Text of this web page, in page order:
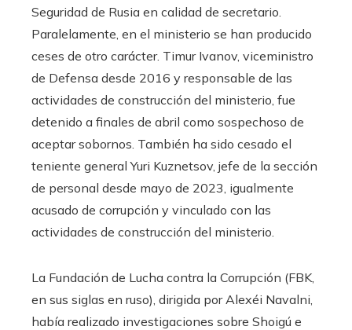
Seguridad de Rusia en calidad de secretario.
Paralelamente, en el ministerio se han producido
ceses de otro carácter. Timur Ivanov, viceministro
de Defensa desde 2016 y responsable de las
actividades de construcción del ministerio, fue
detenido a finales de abril como sospechoso de
aceptar sobornos. También ha sido cesado el
teniente general Yuri Kuznetsov, jefe de la sección
de personal desde mayo de 2023, igualmente
acusado de corrupción y vinculado con las
actividades de construcción del ministerio.
La Fundación de Lucha contra la Corrupción (FBK,
en sus siglas en ruso), dirigida por Alexéi Navalni,
había realizado investigaciones sobre Shoigú e